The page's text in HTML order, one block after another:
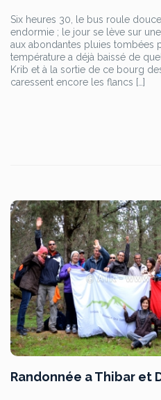
Six heures 30, le bus roule
endormie ; le jour se lève sur
aux abondantes pluies tombées
température a déjà baissé de
Krib et à la sortie de ce bourg
caressent encore les flancs […]
Randonnée a Thibar et